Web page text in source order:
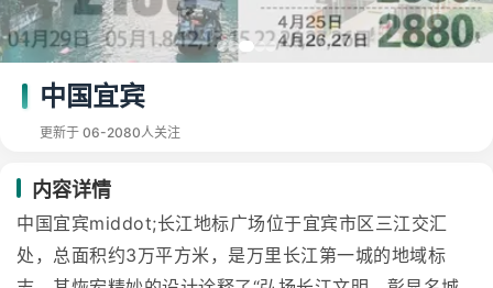
中国宜宾
更新于 06-2080人关注
内容详情
中国宜宾middot;长江地标广场位于宜宾市区三江交汇
处，总面积约3万平方米，是万里长江第一城的地域标